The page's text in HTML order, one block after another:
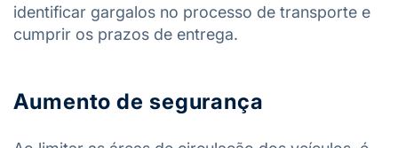
identificar gargalos no processo de transporte e
cumprir os prazos de entrega.
Aumento de segurança